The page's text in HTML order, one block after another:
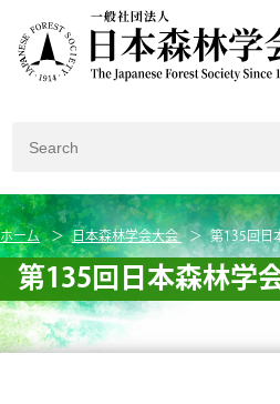
ホーム 日本森林学会大会 第135回日
第135回日本森林